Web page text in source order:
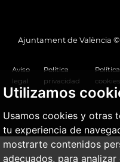
Utilizamos
Usamos cookies y otras
tu experiencia de
mostrarte contenidos
adecuados, para
Ajuntament de València ©
Aviso
legal
Política
privacidad
cookies